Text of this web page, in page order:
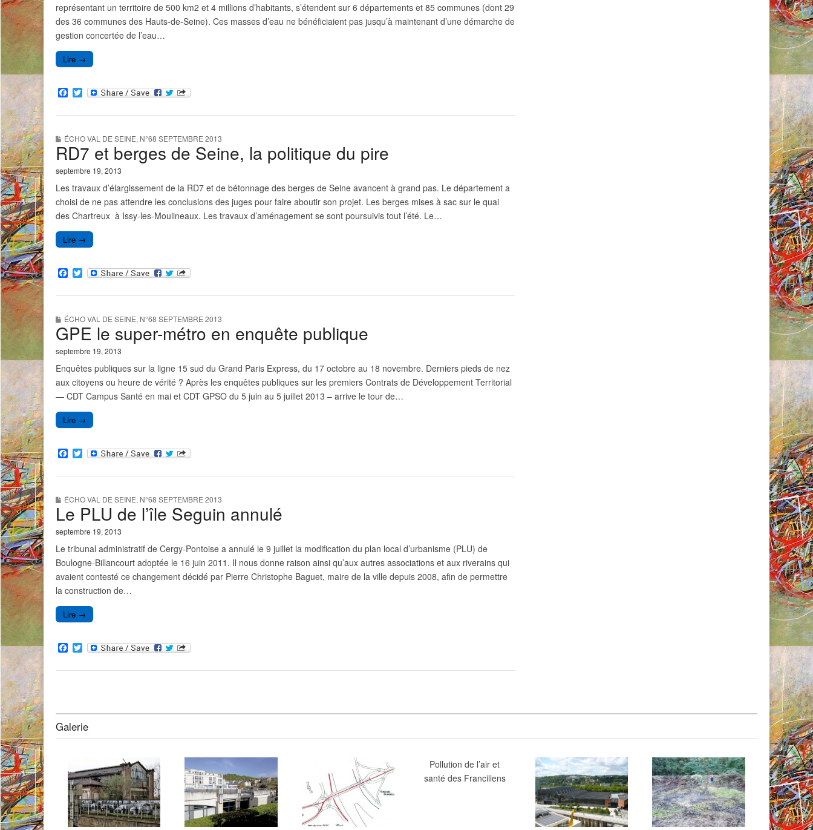
représentant un territoire de 500 km2 et 4 millions d’habitants, s’étendent sur 6 départements et 85 communes (dont 29
des 36 communes des Hauts-de-Seine). Ces masses d’eau ne bénéficiaient pas jusqu’à maintenant d’une démarche de
gestion concertée de l’eau…
Lire →
F
a
c
o
o
k
T
w
i
e
r
ÉCHO VAL DE SEINE, N°68 SEPTEMBRE 2013
RD7 et berges de Seine, la politique du pire
septembre 19, 2013
Les travaux d’élargissement de la RD7 et de bétonnage des berges de Seine avancent à grand pas. Le département a
choisi de ne pas attendre les conclusions des juges pour faire aboutir son projet. Les berges mises à sac sur le quai
des Chartreux à Issy-les-Moulineaux. Les travaux d’aménagement se sont poursuivis tout l’été. Le…
Lire →
F
a
c
o
o
k
T
w
i
e
r
ÉCHO VAL DE SEINE, N°68 SEPTEMBRE 2013
GPE le super-métro en enquête publique
septembre 19, 2013
Enquêtes publiques sur la ligne 15 sud du Grand Paris Express, du 17 octobre au 18 novembre. Derniers pieds de nez
aux citoyens ou heure de vérité ? Après les enquêtes publiques sur les premiers Contrats de Développement Territorial
— CDT Campus Santé en mai et CDT GPSO du 5 juin au 5 juillet 2013 – arrive le tour de…
Lire →
F
a
c
o
o
k
T
w
i
e
r
ÉCHO VAL DE SEINE, N°68 SEPTEMBRE 2013
Le PLU de l’île Seguin annulé
septembre 19, 2013
Le tribunal administratif de Cergy-Pontoise a annulé le 9 juillet la modification du plan local d’urbanisme (PLU) de
Boulogne-Billancourt adoptée le 16 juin 2011. Il nous donne raison ainsi qu’aux autres associations et aux riverains qui
avaient contesté ce changement décidé par Pierre Christophe Baguet, maire de la ville depuis 2008, afin de permettre
la construction de…
Lire →
F
a
c
k
T
w
i
Galerie
Pollution de l’air et
santé des Franciliens